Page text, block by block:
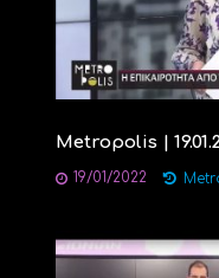
Metropolis |
19/01/2022